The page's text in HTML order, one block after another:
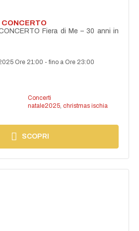
CONCERTO
Fiera di Me – 30 anni in
Ore 21:00 -fino a Ore 23:00
Concerti
natale2025, christmas ischia
SCOPRI